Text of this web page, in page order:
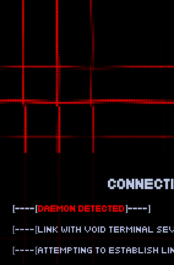
[----[daemon detected]----]
[----[link with void terminal
[----[attempting to establish